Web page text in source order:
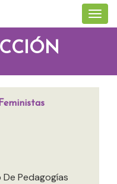
Pedagogías